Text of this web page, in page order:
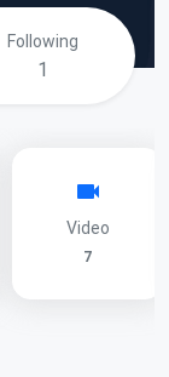
Following
1
Video
7